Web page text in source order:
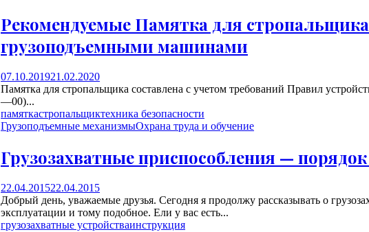
Рекомендуемые Памятка для
грузоподъемными машинами
07.10.201921.02.2020
Памятка для стропальщика составлена с учетом требований Правил
—00)...
памяткастропальщиктехника безопасности
Грузоподъемные механизмыОхрана труда и обучение
Грузозахватные приспособления —
22.04.201522.04.2015
Добрый день, уважаемые друзья. Сегодня я продолжу рассказывать о
эксплуатации и тому подобное. Ели у вас есть...
грузозахватные устройстваинструкция